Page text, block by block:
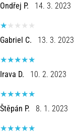
Ondřej P. 14. 3. 2023
Gabriel C. 13. 3. 2023
Irava D. 10. 2. 2023
Štěpán P. 8. 1. 2023